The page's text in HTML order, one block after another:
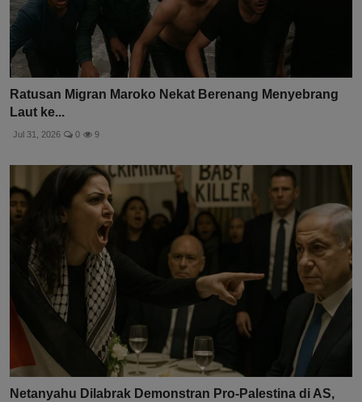
Ratusan Migran Maroko Nekat Berenang Menyebrang
Laut ke...
Jul 31, 2026 0 9
Netanyahu Dilabrak Demonstran Pro-Palestina di AS,